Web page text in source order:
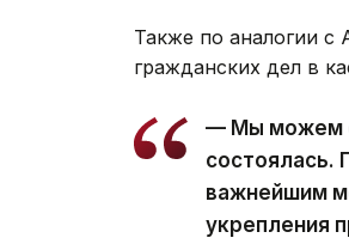
Также по аналогии с
гражданских дел в
— Мы можем с
состоялась.
важнейшим
укрепления